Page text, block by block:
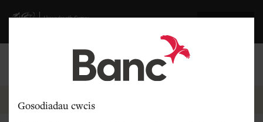
Gosodiadau cwcis
Visit gov.wales website
Mewngofnodi
Breadcrumb
Newyddion